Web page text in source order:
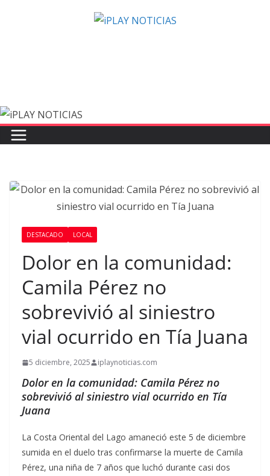
DESTACADO LOCAL
Dolor en la comunidad:
Camila Pérez no
sobrevivió al siniestro
vial ocurrido en Tía Juana
5 diciembre, 2025 iplaynoticias.com
Dolor en la comunidad: Camila Pérez no
sobrevivió al siniestro vial ocurrido en Tía
Juana
La Costa Oriental del Lago amaneció este 5 de diciembre
sumida en el duelo tras confirmarse la muerte de Camila
Pérez, una niña de 7 años que luchó durante casi dos